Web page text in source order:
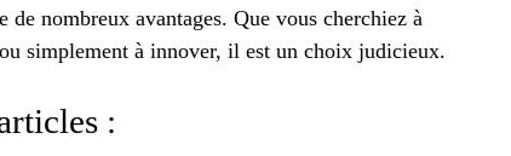
de nombreux avantages. Que vous cherchiez à
simplement à innover, il est un choix judicieux.
: